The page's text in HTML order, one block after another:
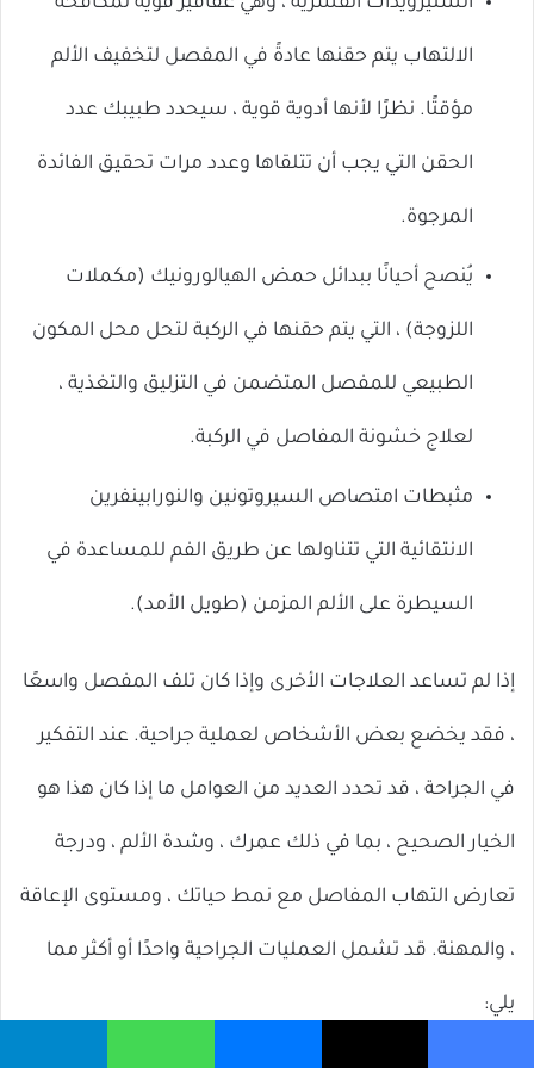
الالتهاب يتم حقنها عادةً في المفصل لتخفيف الألم
مؤقتًا. نظرًا لأنها أدوية قوية ، سيحدد طبيبك عدد
الحقن التي يجب أن تتلقاها وعدد مرات تحقيق الفائدة
المرجوة.
يُنصح أحيانًا ببدائل حمض الهيالورونيك (مكملات
اللزوجة) ، التي يتم حقنها في الركبة لتحل محل المكون
الطبيعي للمفصل المتضمن في التزليق والتغذية ،
لعلاج خشونة المفاصل في الركبة.
مثبطات امتصاص السيروتونين والنورابينفرين
الانتقائية التي تتناولها عن طريق الفم للمساعدة في
السيطرة على الألم المزمن (طويل الأمد).
إذا لم تساعد العلاجات الأخرى وإذا كان تلف المفصل واسعًا
، فقد يخضع بعض الأشخاص لعملية جراحية. عند التفكير
في الجراحة ، قد تحدد العديد من العوامل ما إذا كان هذا هو
الخيار الصحيح ، بما في ذلك عمرك ، وشدة الألم ، ودرجة
تعارض التهاب المفاصل مع نمط حياتك ، ومستوى الإعاقة
، والمهنة. قد تشمل العمليات الجراحية واحدًا أو أكثر مما
يلي: